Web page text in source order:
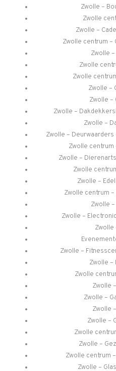
Zwolle –
Zwolle
Zwolle –
Zwolle centrum
Zwolle
Zwolle
Zwolle
Zwolle –
Zwolle –
Zwolle –
Zwolle –
Zwolle –
Zwolle
Zwolle –
Zwolle
Zwolle –
Zwolle centrum
Zwolle
Zwolle –
Zwolle
Zwolle –
Zwolle
Zwolle
Zwolle
Zwolle –
Zwolle
Zwolle –
Zwolle
Zwolle –
Zwolle centrum
Zwolle –